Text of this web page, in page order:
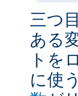
三つ
ある
トを
に使